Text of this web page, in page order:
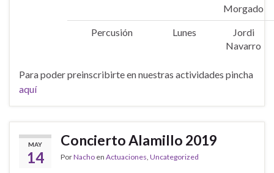
Morgado
Percusión Lunes
Jordi
Navarro
Para poder preinscribirte en nuestras actividades pincha
aquí
MAY
14
Concierto Alamillo 2019
PorNacho en Actuaciones Uncategorized